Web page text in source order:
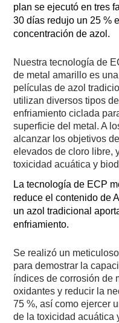
plan se ejecutó en tres
30 días redujo un 25 %
concentración de azol.
Nuestra tecnología de
de metal amarillo es
películas de azol
utilizan diversos tipos
enfriamiento ciclada
superficie del metal. A
alcanzar los objetivos
elevados de cloro libre,
toxicidad acuática y
La tecnología de ECP
reduce el contenido de
un azol tradicional
enfriamiento.
Se realizó un
para demostrar la
índices de corrosión de
oxidantes y reducir la
75 %, así como ejercer
de la toxicidad acuática